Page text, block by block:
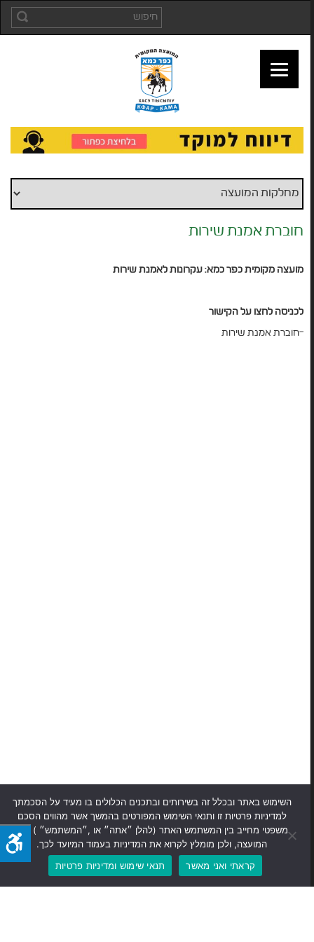
חוברת אמנת שירות
מועצה מקומית כפר כמא: עקרונות לאמנת שירות
לכניסה לחצו על הקישור
–חוברת אמנת שירות
השימוש באתר ובכלל זה בשירותים ובתכנים הכלולים בו מעיד על הסכמתך
למדיניות פרטיות זו ותנאי השימוש המפורטים בהמשך אשר מהווים הסכם
משפטי מחייב בין המשתמש האתר (להלן ״אתה״ או ,״המשתמש״ ) לבין
המועצה, ולכן מומלץ לקרוא את המדיניות בעמוד המיועד לכך.
קראתי ואני מאשר
תנאי שימוש ומדיניות פרטיות